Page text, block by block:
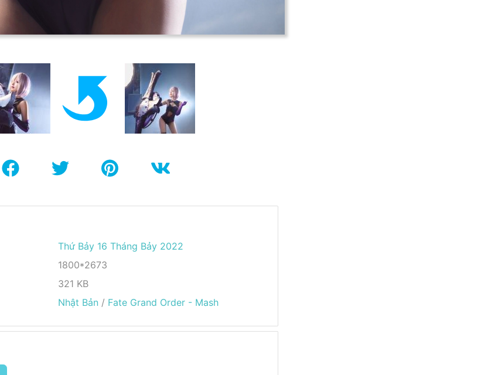
Thứ Bảy 16 Tháng Bảy 2022
1800*2673
321 KB
Nhật Bản / Fate Grand Order - Mash